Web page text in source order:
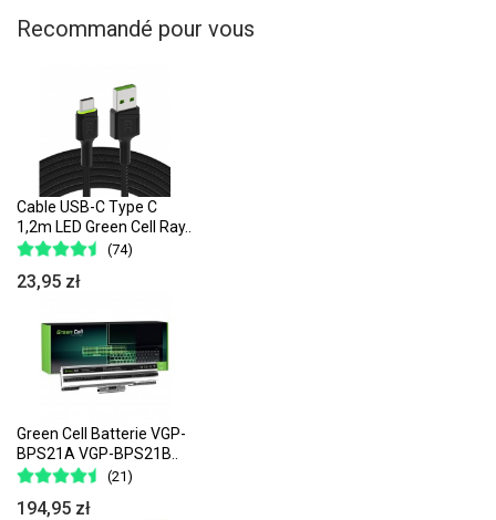
Recommandé pour vous
Cable USB-C Type C
1,2m LED Green Cell Ray..
(74)
23,95 zł
Green Cell Batterie VGP-
BPS21A VGP-BPS21B..
(21)
194,95 zł